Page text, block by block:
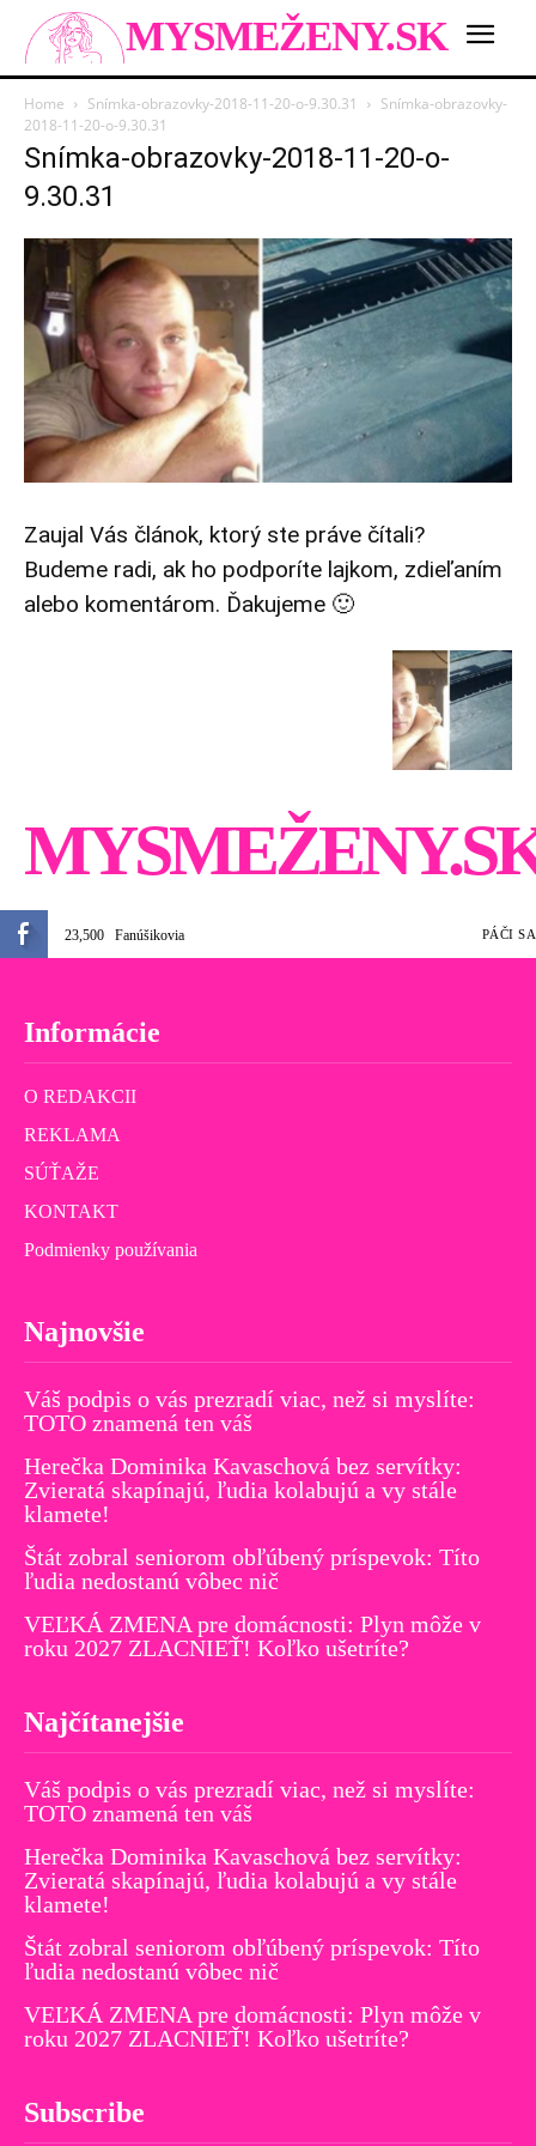
MYSMEŽENY.SK
Home Snímka-obrazovky-2018-11-20-o-9.30.31
Snímka-obrazovky-
2018-11-20-o-9.30.31
Snímka-obrazovky-2018-11-20-o-
9.30.31
Zaujal Vás článok, ktorý ste práve čítali?
Budeme radi, ak ho podporíte lajkom, zdieľaním
alebo komentárom. Ďakujeme 🙂
23,500 Fanúšikovia PÁČI SA
Informácie
O REDAKCII
REKLAMA
SÚŤAŽE
KONTAKT
Podmienky používania
Najnovšie
Váš podpis o vás prezradí viac, než si myslíte:
TOTO znamená ten váš
Herečka Dominika Kavaschová bez servítky:
Zvieratá skapínajú, ľudia kolabujú a vy stále
klamete!
Štát zobral seniorom obľúbený príspevok: Títo
ľudia nedostanú vôbec nič
VEĽKÁ ZMENA pre domácnosti: Plyn môže v
roku 2027 ZLACNIEŤ! Koľko ušetríte?
Najčítanejšie
Váš podpis o vás prezradí viac, než si myslíte:
TOTO znamená ten váš
Herečka Dominika Kavaschová bez servítky:
Zvieratá skapínajú, ľudia kolabujú a vy stále
klamete!
Štát zobral seniorom obľúbený príspevok: Títo
ľudia nedostanú vôbec nič
VEĽKÁ ZMENA pre domácnosti: Plyn môže v
roku 2027 ZLACNIEŤ! Koľko ušetríte?
Subscribe